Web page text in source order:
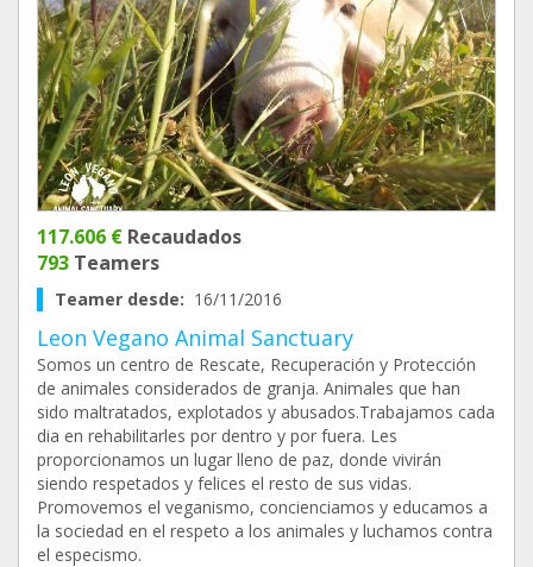
117.606 € Recaudados
793 Teamers
Teamer desde: 16/11/2016
Leon Vegano Animal Sanctuary
Somos un centro de Rescate, Recuperación y Protección
de animales considerados de granja. Animales que han
sido maltratados, explotados y abusados.Trabajamos cada
dia en rehabilitarles por dentro y por fuera. Les
proporcionamos un lugar lleno de paz, donde vivirán
siendo respetados y felices el resto de sus vidas.
Promovemos el veganismo, concienciamos y educamos a
la sociedad en el respeto a los animales y luchamos contra
el especismo.